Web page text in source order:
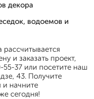
декора
водоемов и
и заказать проект,
55-37 или посетите наш
43. Получите
начните
сегодня!